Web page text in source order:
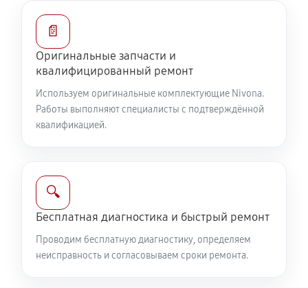
📄
Оригинальные запчасти и
квалифицированный ремонт
Используем оригинальные комплектующие Nivona.
Работы выполняют специалисты с подтверждённой
квалификацией.
🔍
Бесплатная диагностика и быстрый ремонт
Проводим бесплатную диагностику, определяем
неисправность и согласовываем сроки ремонта.